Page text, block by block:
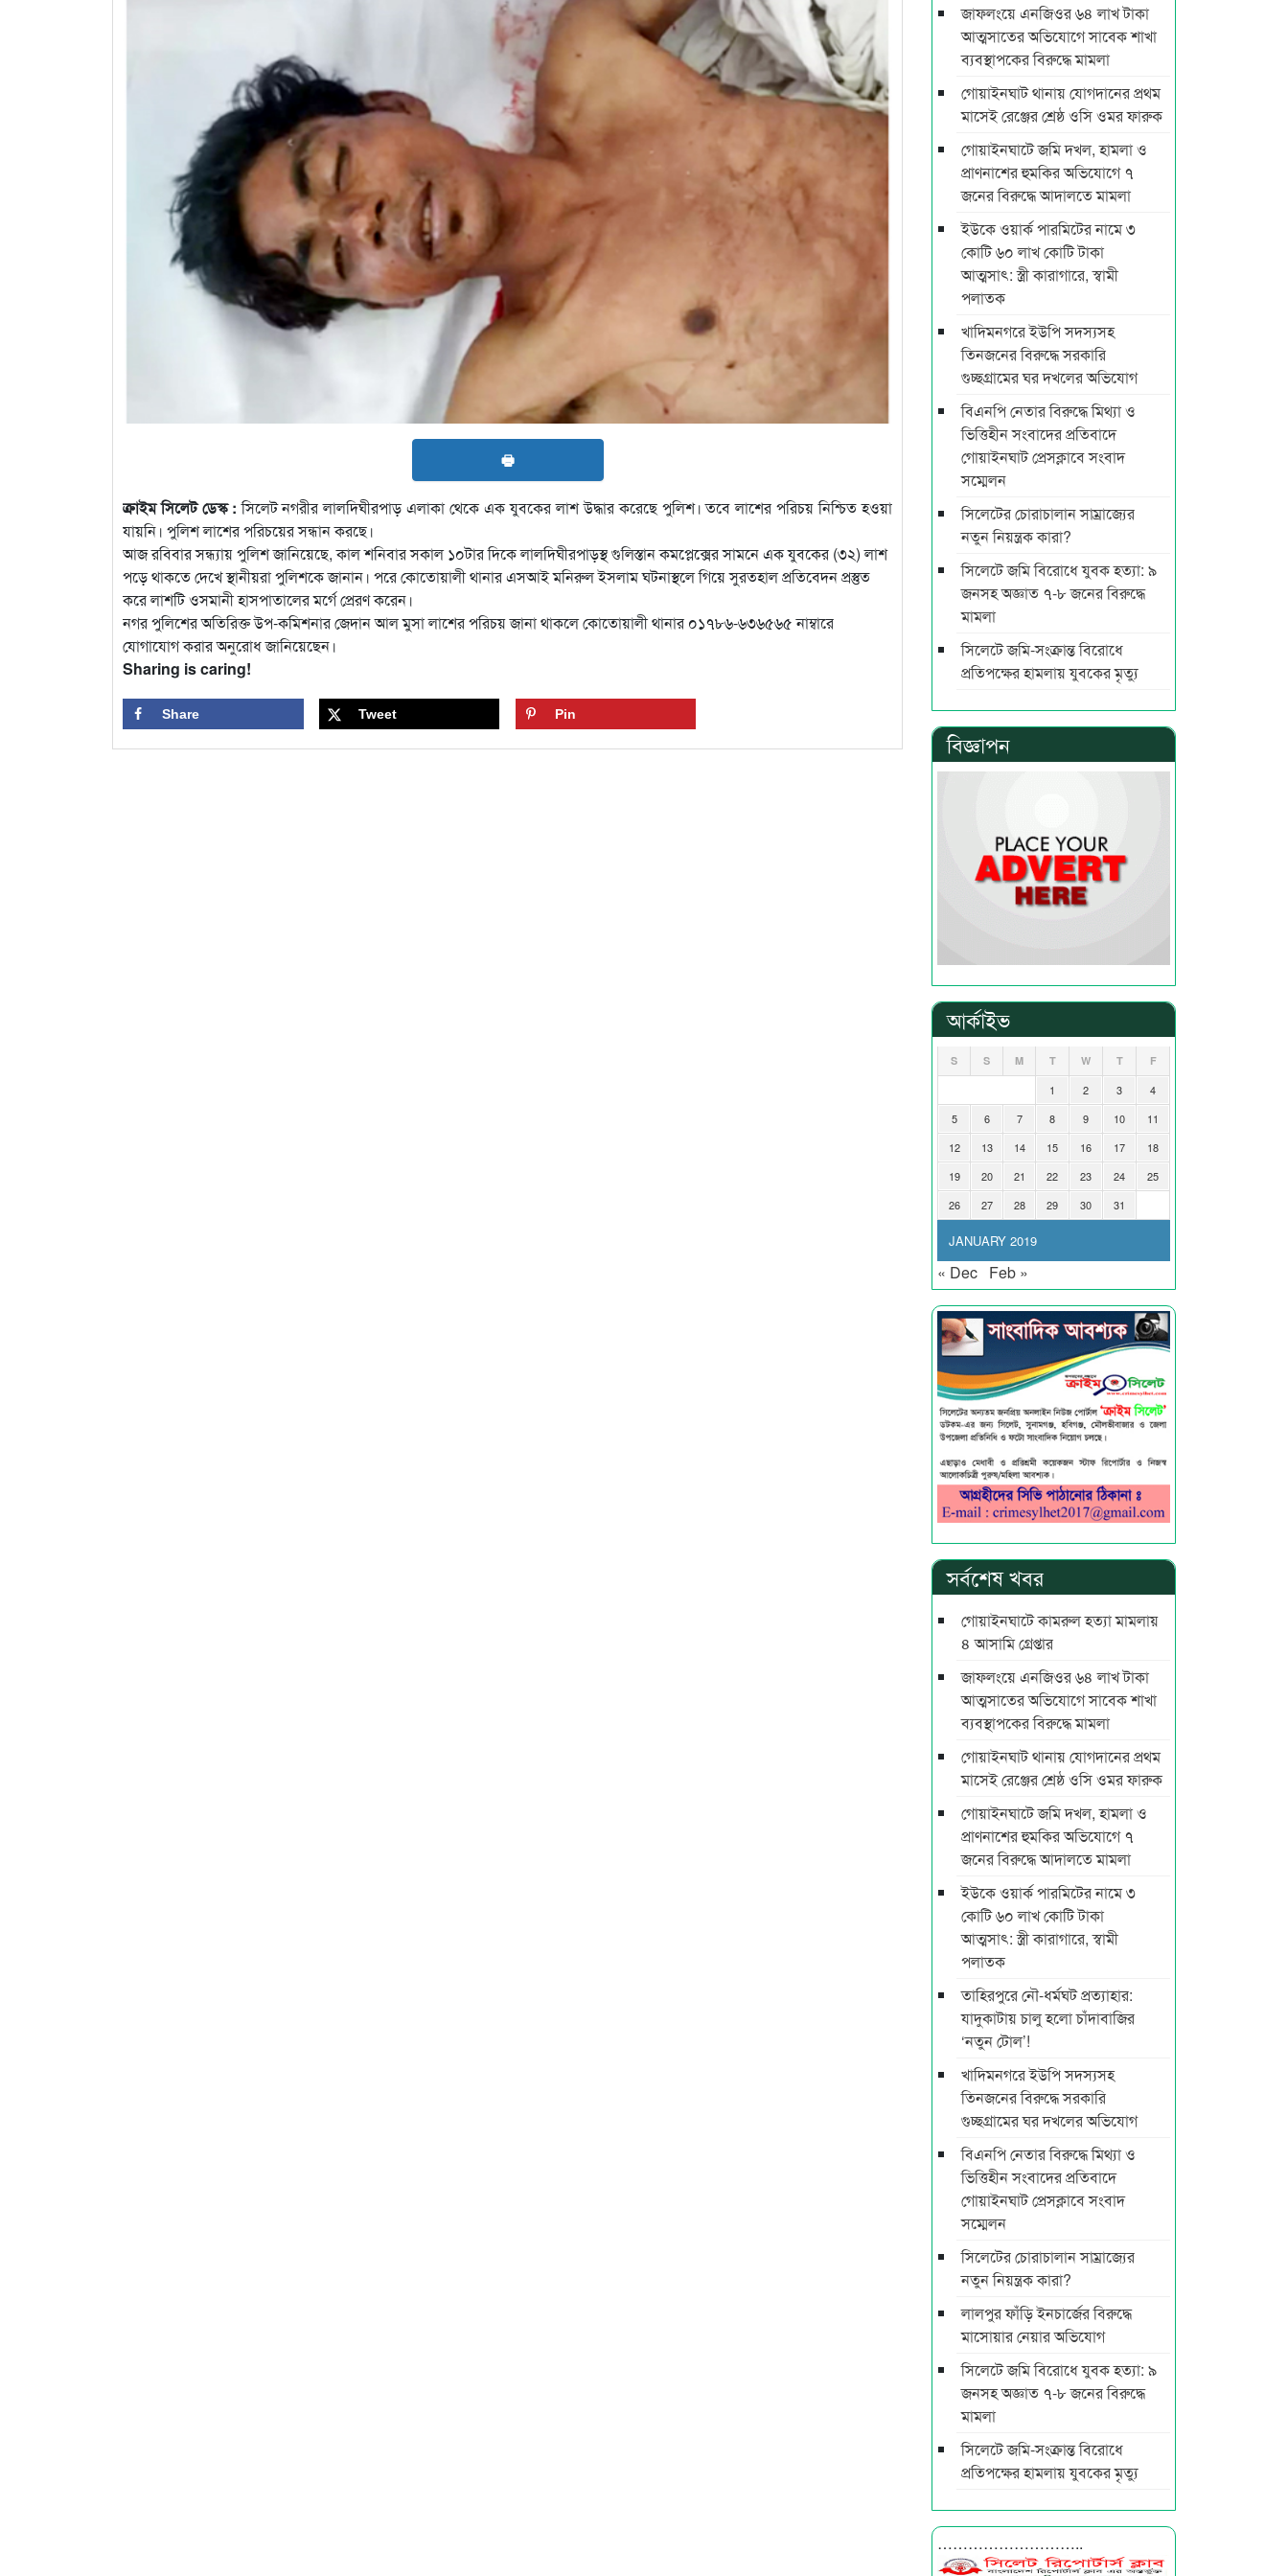
🖶
ক্রাইম সিলেট ডেস্ক : সিলেট নগরীর লালদিঘীরপাড় এলাকা থেকে এক যুবকের লাশ উদ্ধার করেছে পুলিশ। তবে লাশের পরিচয় নিশ্চিত হওয়া
যায়নি। পুলিশ লাশের পরিচয়ের সন্ধান করছে।
আজ রবিবার সন্ধ্যায় পুলিশ জানিয়েছে, কাল শনিবার সকাল ১০টার দিকে লালদিঘীরপাড়স্থ গুলিস্তান কমপ্লেক্সের সামনে এক যুবকের (৩২) লাশ
পড়ে থাকতে দেখে স্থানীয়রা পুলিশকে জানান। পরে কোতোয়ালী থানার এসআই মনিরুল ইসলাম ঘটনাস্থলে গিয়ে সুরতহাল প্রতিবেদন প্রস্তুত
করে লাশটি ওসমানী হাসপাতালের মর্গে প্রেরণ করেন।
নগর পুলিশের অতিরিক্ত উপ-কমিশনার জেদান আল মুসা লাশের পরিচয় জানা থাকলে কোতোয়ালী থানার ০১৭৮৬-৬৩৬৫৬৫ নাম্বারে
যোগাযোগ করার অনুরোধ জানিয়েছেন।
Sharing is caring!
Share Tweet Pin
জাফলংয়ে এনজিওর ৬৪ লাখ টাকা
আত্মসাতের অভিযোগে সাবেক শাখা
ব্যবস্থাপকের বিরুদ্ধে মামলা
গোয়াইনঘাট থানায় যোগদানের প্রথম
মাসেই রেঞ্জের শ্রেষ্ঠ ওসি ওমর ফারুক
গোয়াইনঘাটে জমি দখল, হামলা ও
প্রাণনাশের হুমকির অভিযোগে ৭
জনের বিরুদ্ধে আদালতে মামলা
ইউকে ওয়ার্ক পারমিটের নামে ৩
কোটি ৬০ লাখ কোটি টাকা
আত্মসাৎ: স্ত্রী কারাগারে, স্বামী
পলাতক
খাদিমনগরে ইউপি সদস্যসহ
তিনজনের বিরুদ্ধে সরকারি
গুচ্ছগ্রামের ঘর দখলের অভিযোগ
বিএনপি নেতার বিরুদ্ধে মিথ্যা ও
ভিত্তিহীন সংবাদের প্রতিবাদে
গোয়াইনঘাট প্রেসক্লাবে সংবাদ
সম্মেলন
সিলেটের চোরাচালান সাম্রাজ্যের
নতুন নিয়ন্ত্রক কারা?
সিলেটে জমি বিরোধে যুবক হত্যা: ৯
জনসহ অজ্ঞাত ৭-৮ জনের বিরুদ্ধে
মামলা
সিলেটে জমি-সংক্রান্ত বিরোধে
প্রতিপক্ষের হামলায় যুবকের মৃত্যু
বিজ্ঞাপন
আর্কাইভ
JANUARY 2019
S S M T W T F
1 2 3
4
5
6 7 8 9 10
11
12
13 14 15 16 17
18
19
20 21 22 23 24
25
26
27 28 29 30 31
« Dec Feb »
সর্বশেষ খবর
গোয়াইনঘাটে কামরুল হত্যা মামলায়
৪ আসামি গ্রেপ্তার
জাফলংয়ে এনজিওর ৬৪ লাখ টাকা
আত্মসাতের অভিযোগে সাবেক শাখা
ব্যবস্থাপকের বিরুদ্ধে মামলা
গোয়াইনঘাট থানায় যোগদানের প্রথম
মাসেই রেঞ্জের শ্রেষ্ঠ ওসি ওমর ফারুক
গোয়াইনঘাটে জমি দখল, হামলা ও
প্রাণনাশের হুমকির অভিযোগে ৭
জনের বিরুদ্ধে আদালতে মামলা
ইউকে ওয়ার্ক পারমিটের নামে ৩
কোটি ৬০ লাখ কোটি টাকা
আত্মসাৎ: স্ত্রী কারাগারে, স্বামী
পলাতক
তাহিরপুরে নৌ-ধর্মঘট প্রত্যাহার:
যাদুকাটায় চালু হলো চাঁদাবাজির
‘নতুন টোল’!
খাদিমনগরে ইউপি সদস্যসহ
তিনজনের বিরুদ্ধে সরকারি
গুচ্ছগ্রামের ঘর দখলের অভিযোগ
বিএনপি নেতার বিরুদ্ধে মিথ্যা ও
ভিত্তিহীন সংবাদের প্রতিবাদে
গোয়াইনঘাট প্রেসক্লাবে সংবাদ
সম্মেলন
সিলেটের চোরাচালান সাম্রাজ্যের
নতুন নিয়ন্ত্রক কারা?
লালপুর ফাঁড়ি ইনচার্জের বিরুদ্ধে
মাসোয়ার নেয়ার অভিযোগ
সিলেটে জমি বিরোধে যুবক হত্যা: ৯
জনসহ অজ্ঞাত ৭-৮ জনের বিরুদ্ধে
মামলা
সিলেটে জমি-সংক্রান্ত বিরোধে
প্রতিপক্ষের হামলায় যুবকের মৃত্যু
………………………..